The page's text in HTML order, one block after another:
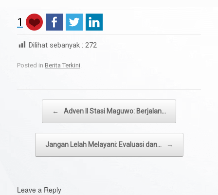
1
Dilihat sebanyak : 272
Posted in Berita Terkini
← Adven II Stasi Maguwo: Berjalan…
Jangan Lelah Melayani: Evaluasi dan… →
Leave a Reply